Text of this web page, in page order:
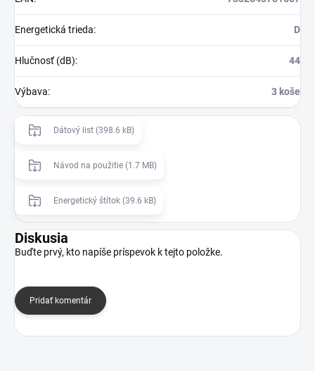
Energetická trieda: D
Hlučnosť (dB): 44
Výbava: 3 koše
Dátový list (398.6 kB)
Návod na použitie (1.7 MB)
Energetický štítok (39.6 kB)
Diskusia
Buďte prvý, kto napíše príspevok k tejto položke.
Pridať komentár